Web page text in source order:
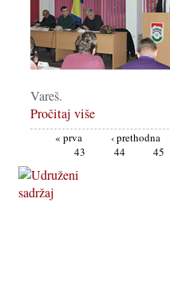
Vareš.
Pročitaj više
« prva
‹ prethodna
43
44 45